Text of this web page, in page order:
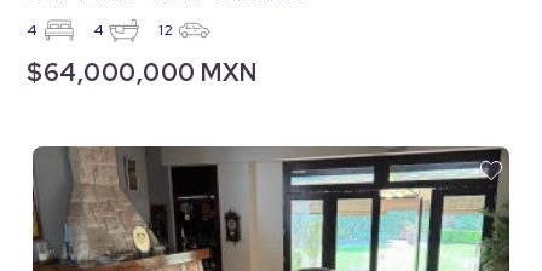
4 4 12
$64,000,000 MXN